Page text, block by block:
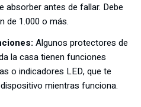
absorber antes de fallar. Debe
de 1.000 o más.
Algunos protectores de
la casa tienen funciones
o indicadores LED, que te
mientras funciona.